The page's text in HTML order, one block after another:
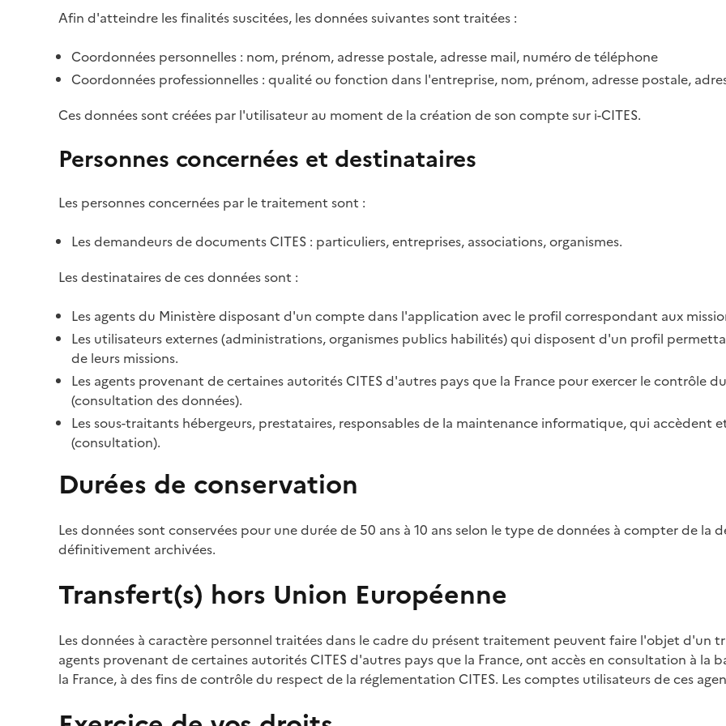
Afin d'atteindre les finalités suscitées, les données suivantes sont traitées :
Coordonnées personnelles : nom, prénom, adresse postale, adresse mail, numéro de téléphone
Coordonnées professionnelles : qualité ou fonction dans l'entreprise, nom, prénom, adresse postale,
Ces données sont créées par l'utilisateur au moment de la création de son compte sur i-CITES.
Personnes concernées et destinataires
Les personnes concernées par le traitement sont :
Les demandeurs de documents CITES : particuliers, entreprises, associations, organismes.
Les destinataires de ces données sont :
Les agents du Ministère disposant d'un compte dans l'application avec le profil correspondant aux
Les utilisateurs externes (administrations, organismes publics habilités) qui disposent d'un profil
de leurs missions.
Les agents provenant de certaines autorités CITES d'autres pays que la France pour exercer le contrôle
(consultation des données).
Les sous-traitants hébergeurs, prestataires, responsables de la maintenance informatique, qui accèdent
(consultation).
Durées de conservation
Les données sont conservées pour une durée de 50 ans à 10 ans selon le type de données à compter de la
définitivement archivées.
Transfert(s) hors Union Européenne
Les données à caractère personnel traitées dans le cadre du présent traitement peuvent faire l'objet d'un
agents provenant de certaines autorités CITES d'autres pays que la France, ont accès en consultation à la
la France, à des fins de contrôle du respect de la réglementation CITES. Les comptes utilisateurs de ces